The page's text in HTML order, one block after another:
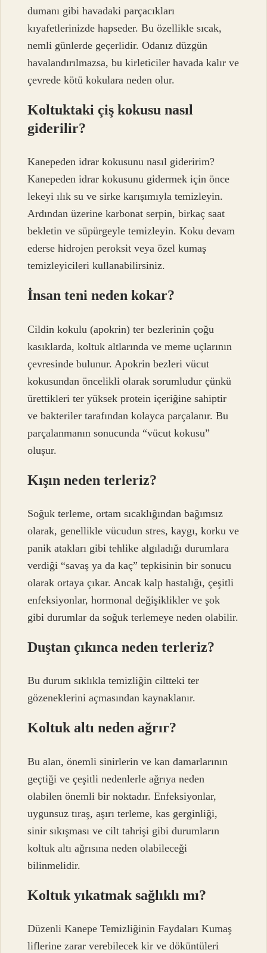
dumanı gibi havadaki parçacıkları
kıyafetlerinizde hapseder. Bu özellikle sıcak,
nemli günlerde geçerlidir. Odanız düzgün
havalandırılmazsa, bu kirleticiler havada kalır ve
çevrede kötü kokulara neden olur.
Koltuktaki çiş kokusu nasıl
giderilir?
Kanepeden idrar kokusunu nasıl gideririm?
Kanepeden idrar kokusunu gidermek için önce
lekeyi ılık su ve sirke karışımıyla temizleyin.
Ardından üzerine karbonat serpin, birkaç saat
bekletin ve süpürgeyle temizleyin. Koku devam
ederse hidrojen peroksit veya özel kumaş
temizleyicileri kullanabilirsiniz.
İnsan teni neden kokar?
Cildin kokulu (apokrin) ter bezlerinin çoğu
kasıklarda, koltuk altlarında ve meme uçlarının
çevresinde bulunur. Apokrin bezleri vücut
kokusundan öncelikli olarak sorumludur çünkü
ürettikleri ter yüksek protein içeriğine sahiptir
ve bakteriler tarafından kolayca parçalanır. Bu
parçalanmanın sonucunda “vücut kokusu”
oluşur.
Kışın neden terleriz?
Soğuk terleme, ortam sıcaklığından bağımsız
olarak, genellikle vücudun stres, kaygı, korku ve
panik atakları gibi tehlike algıladığı durumlara
verdiği “savaş ya da kaç” tepkisinin bir sonucu
olarak ortaya çıkar. Ancak kalp hastalığı, çeşitli
enfeksiyonlar, hormonal değişiklikler ve şok
gibi durumlar da soğuk terlemeye neden olabilir.
Duştan çıkınca neden terleriz?
Bu durum sıklıkla temizliğin ciltteki ter
gözeneklerini açmasından kaynaklanır.
Koltuk altı neden ağrır?
Bu alan, önemli sinirlerin ve kan damarlarının
geçtiği ve çeşitli nedenlerle ağrıya neden
olabilen önemli bir noktadır. Enfeksiyonlar,
uygunsuz tıraş, aşırı terleme, kas gerginliği,
sinir sıkışması ve cilt tahrişi gibi durumların
koltuk altı ağrısına neden olabileceği
bilinmelidir.
Koltuk yıkatmak sağlıklı mı?
Düzenli Kanepe Temizliğinin Faydaları Kumaş
liflerine zarar verebilecek kir ve döküntüleri